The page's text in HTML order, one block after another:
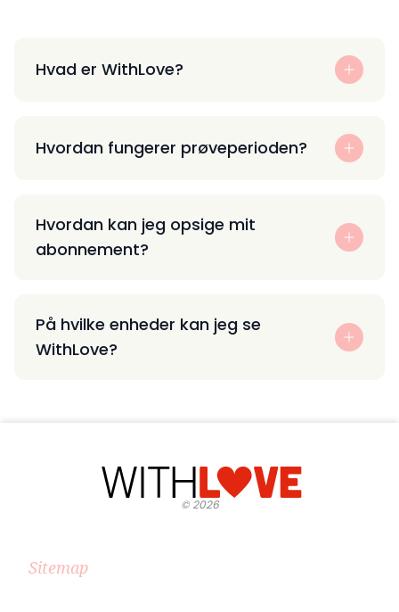
Hvad er WithLove?
Hvordan fungerer prøveperioden?
Hvordan kan jeg opsige mit
abonnement?
På hvilke enheder kan jeg se
WithLove?
©2026
Sitemap